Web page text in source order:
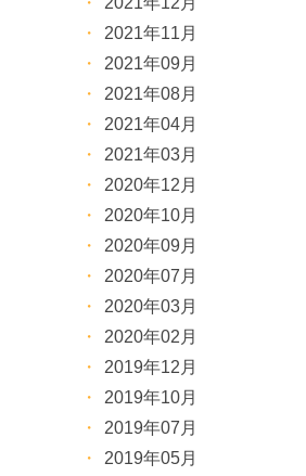
2021年11月
2021年09月
2021年08月
2021年04月
2021年03月
2020年12月
2020年10月
2020年09月
2020年07月
2020年03月
2020年02月
2019年12月
2019年10月
2019年07月
2019年05月